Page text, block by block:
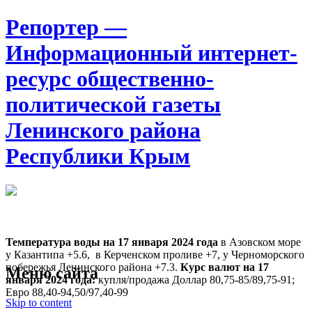
Репортер —
Информационный интернет-
ресурс общественно-
политической газеты
Ленинского района
Республики Крым
Температура воды на 17 января 2024 года в Азовском море
у Казантипа +5.6, в Керченском проливе +7, у Черноморского
побережья Ленинского района +7.3. Курс валют на 17
января 2024 года:купля/продажа Доллар 80,75-85/89,75-91;
Евро 88,40-94,50/97,40-99
Меню сайта
Skip to content